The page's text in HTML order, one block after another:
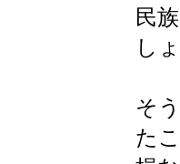
民
し
そ
た